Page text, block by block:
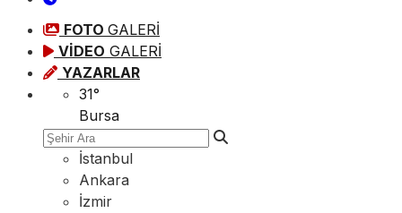
FOTO GALERİ
VİDEO GALERİ
YAZARLAR
31°
Bursa
İstanbul
Ankara
İzmir